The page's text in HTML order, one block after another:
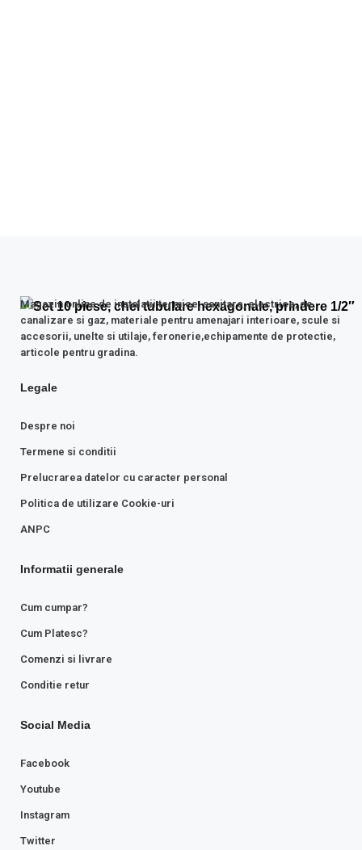
Magazin online de instalatii termice, sanitare, electrice, de
canalizare si gaz, materiale pentru amenajari interioare, scule si
accesorii, unelte si utilaje, feronerie,echipamente de protectie,
articole pentru gradina.
Legale
Despre noi
Termene si conditii
Prelucrarea datelor cu caracter personal
Politica de utilizare Cookie-uri
ANPC
Informatii generale
Cum cumpar?
Cum Platesc?
Comenzi si livrare
Conditie retur
Social Media
Facebook
Youtube
Instagram
Twitter